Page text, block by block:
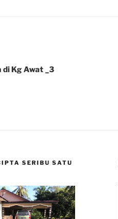
di Kg Awat _3
SERIBU SATU